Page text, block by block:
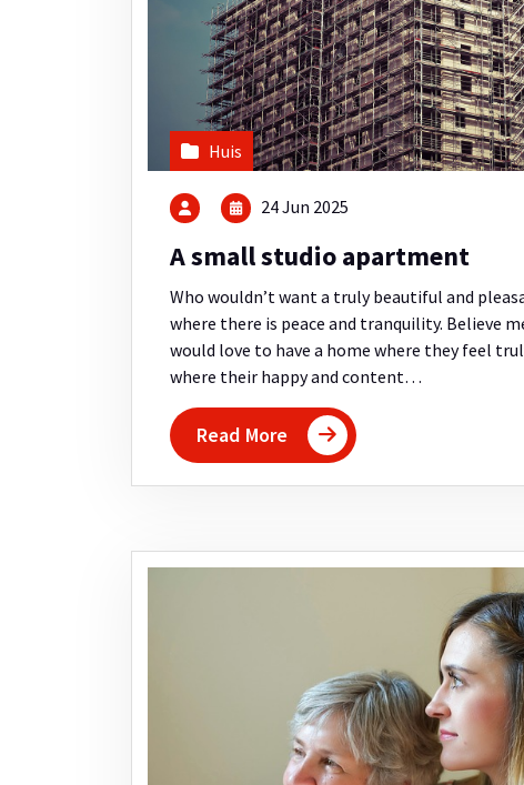
Huis
24 Jun 2025
A small studio apartment
Who wouldn’t want a truly beautiful and
where there is peace and tranquility. Believe
would love to have a home where they feel
where their happy and content…
Read More